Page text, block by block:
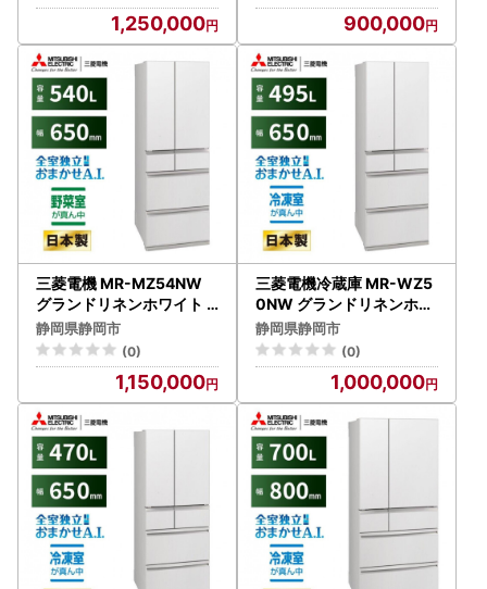
山間地域：配送不可】冷凍
庫 冷蔵 冷凍 家電 家電製品
電化製品 キッチン家電 家
庭用
1,250,000
送不可】冷凍庫 冷蔵 冷凍
家電 家電製品 電化製品 キ
ッチン家電 家庭用
900,000
三菱電機 MR-MZ54NW
グランドリネンホワイト 6
ドア 観音開き 標準設置付
【沖縄・離島・一部山間地
域：配送不可】冷凍庫 冷
蔵 冷凍 家電 家電製品 電化
製品 キッチン家電 家庭用
静岡県静岡市
(0)
1,150,000
三菱電機冷蔵庫 MR-WZ5
0NW グランドリネンホワ
イト 6ドア 観音開き 標準
設置付【沖縄・離島・一部
山間地域：配送不可】冷凍
庫 冷蔵 冷凍 家電 家電製品
電化製品 キッチン家電 家
庭用
静岡県静岡市
(0)
1,000,000